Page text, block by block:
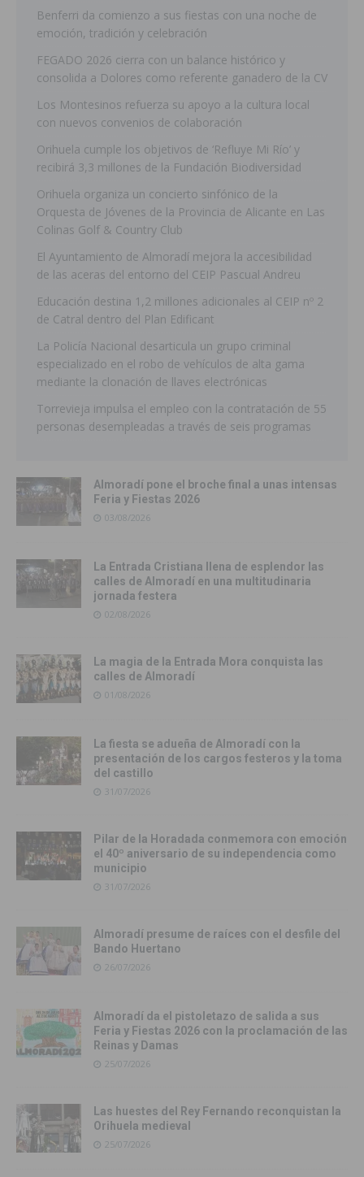
Benferri da comienzo a sus fiestas con una noche de
emoción, tradición y celebración
FEGADO 2026 cierra con un balance histórico y
consolida a Dolores como referente ganadero de la CV
Los Montesinos refuerza su apoyo a la cultura local
con nuevos convenios de colaboración
Orihuela cumple los objetivos de ‘Refluye Mi Río’ y
recibirá 3,3 millones de la Fundación Biodiversidad
Orihuela organiza un concierto sinfónico de la
Orquesta de Jóvenes de la Provincia de Alicante en Las
Colinas Golf & Country Club
El Ayuntamiento de Almoradí mejora la accesibilidad
de las aceras del entorno del CEIP Pascual Andreu
Educación destina 1,2 millones adicionales al CEIP nº 2
de Catral dentro del Plan Edificant
La Policía Nacional desarticula un grupo criminal
especializado en el robo de vehículos de alta gama
mediante la clonación de llaves electrónicas
Torrevieja impulsa el empleo con la contratación de 55
personas desempleadas a través de seis programas
Almoradí pone el broche final a unas intensas
Feria y Fiestas 2026
03/08/2026
La Entrada Cristiana llena de esplendor las
calles de Almoradí en una multitudinaria
jornada festera
02/08/2026
La magia de la Entrada Mora conquista las
calles de Almoradí
01/08/2026
La fiesta se adueña de Almoradí con la
presentación de los cargos festeros y la toma
del castillo
31/07/2026
Pilar de la Horadada conmemora con emoción
el 40º aniversario de su independencia como
municipio
31/07/2026
Almoradí presume de raíces con el desfile del
Bando Huertano
26/07/2026
Almoradí da el pistoletazo de salida a sus
Feria y Fiestas 2026 con la proclamación de las
Reinas y Damas
25/07/2026
Las huestes del Rey Fernando reconquistan la
Orihuela medieval
25/07/2026